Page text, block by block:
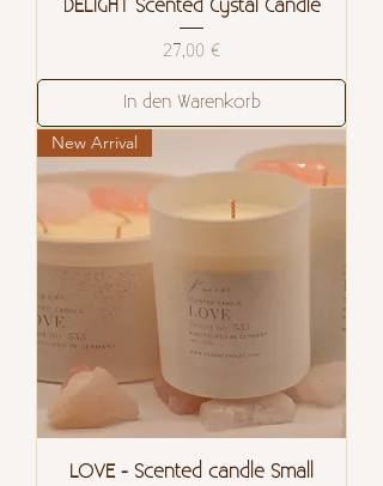
DELIGHT Scented Cystal Candle
Preis
27,00 €
In den Warenkorb
New Arrival
LOVE - Scented candle Small